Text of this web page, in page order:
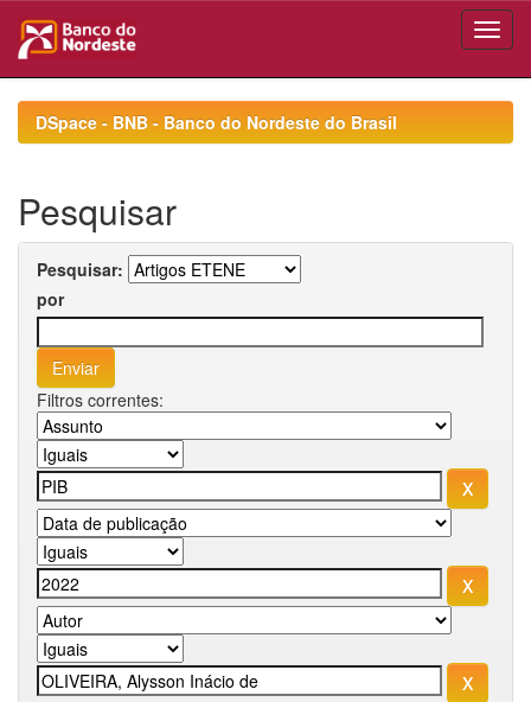
navigationDSpace - BNB - Banco do Nordeste do Brasil
Pesquisar
Pesquisar:
por
Filtros correntes: